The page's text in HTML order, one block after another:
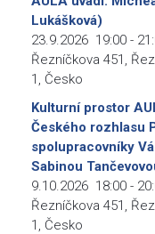
Lukášková)
23.9.2026 19:00 -
Řezníčkova 451,
1, Česko
Kulturní prostor
Českého rozhlasu
spolupracovníky
Sabinou
9.10.2026 18:00 -
Řezníčkova 451,
1, Česko